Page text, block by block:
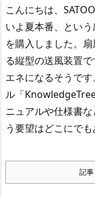
こんにちは、SATOO
いよ夏本番、という
を購入しました。
る縦型の送風装置で
エネになるそうです。
ル「
ニュアルや仕様書
う要望はどこにで
記